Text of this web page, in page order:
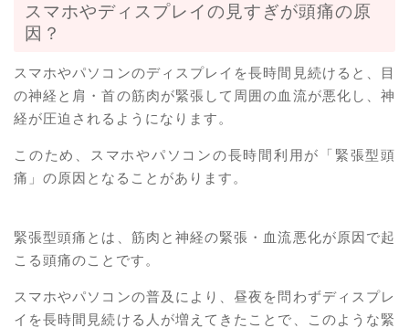
スマホやディスプレイの見すぎが頭痛の原
因？
スマホやパソコンのディスプレイを長時間見続けると、目
の神経と肩・首の筋肉が緊張して周囲の血流が悪化し、神
経が圧迫されるようになります。
このため、スマホやパソコンの長時間利用が「緊張型頭
痛」の原因となることがあります。
緊張型頭痛とは、筋肉と神経の緊張・血流悪化が原因で起
こる頭痛のことです。
スマホやパソコンの普及により、昼夜を問わずディスプレ
イを長時間見続ける人が増えてきたことで、このような緊